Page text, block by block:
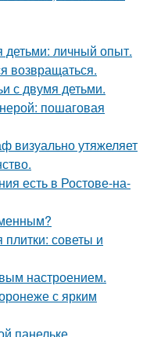
личный опыт.
возвращаться.
с двумя детьми.
пошаговая
утяжеляет
есть в Ростове-на-
советы и
настроением.
с ярким
панельке.